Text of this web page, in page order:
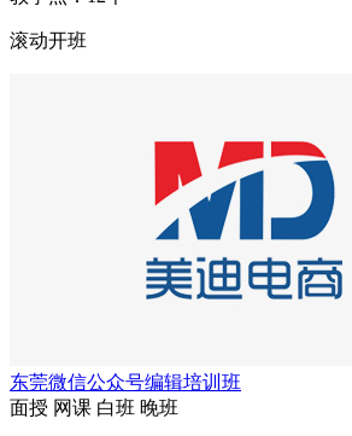
滚动开班
东莞微信公众号编辑培训班
面授 网课 白班 晚班